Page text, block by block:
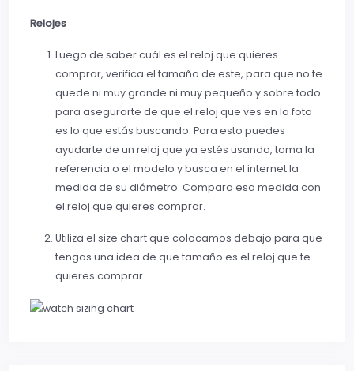
Relojes
Luego de saber cuál es el reloj que quieres
comprar, verifica el tamaño de este, para que no te
quede ni muy grande ni muy pequeño y sobre todo
para asegurarte de que el reloj que ves en la foto
es lo que estás buscando. Para esto puedes
ayudarte de un reloj que ya estés usando, toma la
referencia o el modelo y busca en el internet la
medida de su diámetro. Compara esa medida con
el reloj que quieres comprar.
Utiliza el size chart que colocamos debajo para que
tengas una idea de que tamaño es el reloj que te
quieres comprar.